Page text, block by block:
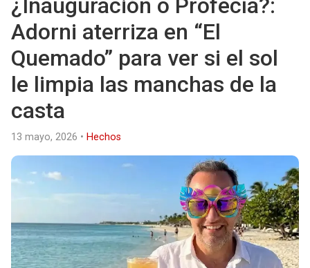
¿Inauguración o Profecía?:
Adorni aterriza en “El
Quemado” para ver si el sol
le limpia las manchas de la
casta
13 mayo, 2026 • Hechos